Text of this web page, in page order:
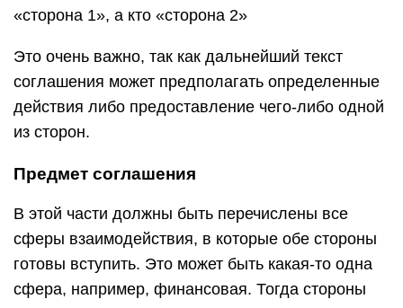
«сторона 1», а кто «сторона 2»
Это очень важно, так как дальнейший текст
соглашения может предполагать определенные
действия либо предоставление чего-либо одной
из сторон.
Предмет соглашения
В этой части должны быть перечислены все
сферы взаимодействия, в которые обе стороны
готовы вступить. Это может быть какая-то одна
сфера, например, финансовая. Тогда стороны